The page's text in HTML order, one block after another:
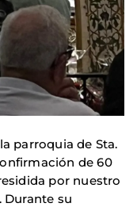
parroquia de Sta.
de 60
por nuestro
Durante su